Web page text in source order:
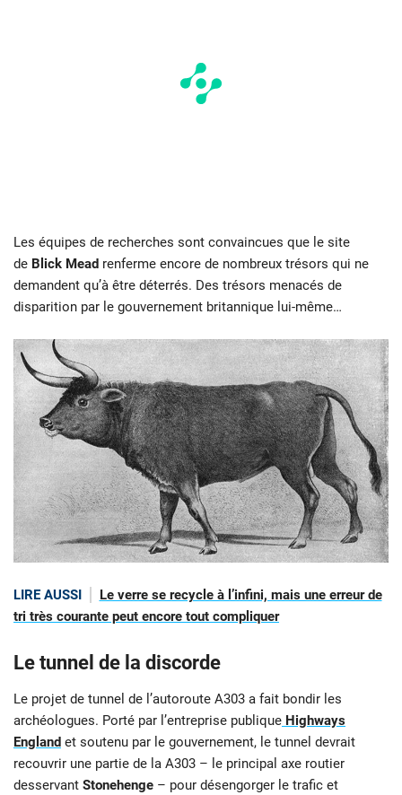
Les équipes de recherches sont convaincues que le site
de Blick Mead renferme encore de nombreux trésors qui ne
demandent qu’à être déterrés. Des trésors menacés de
disparition par le gouvernement britannique lui-même…
LIRE AUSSI
Le verre se recycle à l’infini, mais une erreur de
tri très courante peut encore tout compliquer
Le tunnel de la discorde
Le projet de tunnel de l’autoroute A303 a fait bondir les
archéologues. Porté par l’entreprise publique Highways
England et soutenu par le gouvernement, le tunnel devrait
recouvrir une partie de la A303 – le principal axe routier
desservant Stonehenge – pour désengorger le trafic et